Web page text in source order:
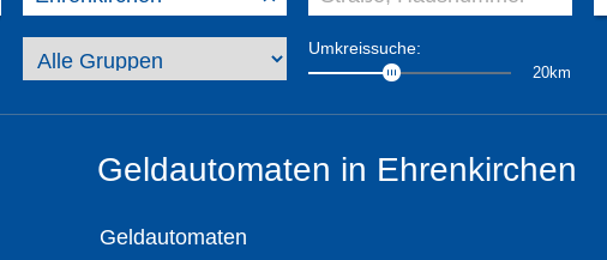
Umkreissuche:
20km
Geldautomaten in Ehrenkirchen
Geldautomaten